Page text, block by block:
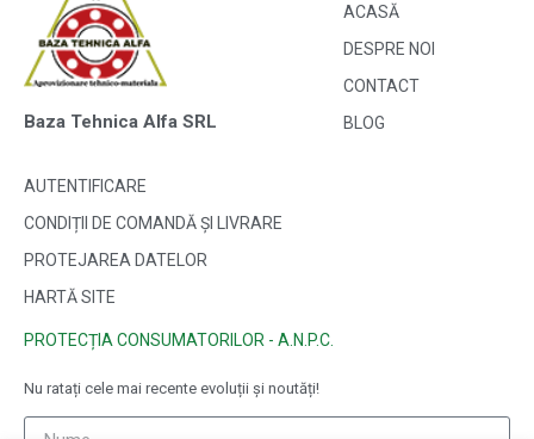
Baza Tehnica Alfa SRL
ACASĂ
DESPRE NOI
CONTACT
BLOG
AUTENTIFICARE
CONDIȚII DE COMANDĂ ȘI LIVRARE
PROTEJAREA DATELOR
HARTĂ SITE
PROTECȚIA CONSUMATORILOR - A.N.P.C.
Nu ratați cele mai recente evoluții și noutăți!